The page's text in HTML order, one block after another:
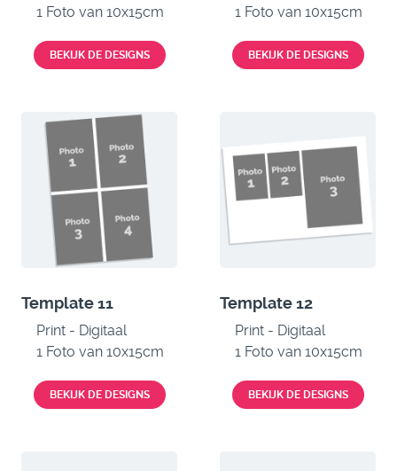
1 Foto van 10x15cm
BEKIJK DE DESIGNS
1 Foto van 10x15cm
BEKIJK DE DESIGNS
Template 11
Print - Digitaal
1 Foto van 10x15cm
BEKIJK DE DESIGNS
Template 12
Print - Digitaal
1 Foto van 10x15cm
BEKIJK DE DESIGNS